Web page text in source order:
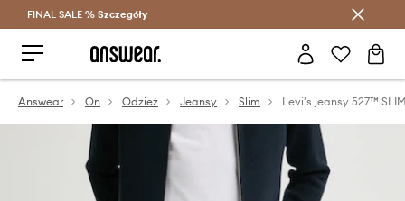
Oszczędzaj z Answear Club >
FINAL SALE % Szczegóły
Answear On Odzież Jeansy Slim